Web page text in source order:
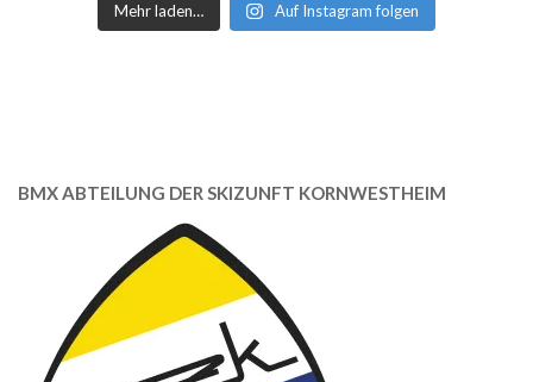
Mehr laden… Auf Instagram folgen
BMX ABTEILUNG DER SKIZUNFT KORNWESTHEIM